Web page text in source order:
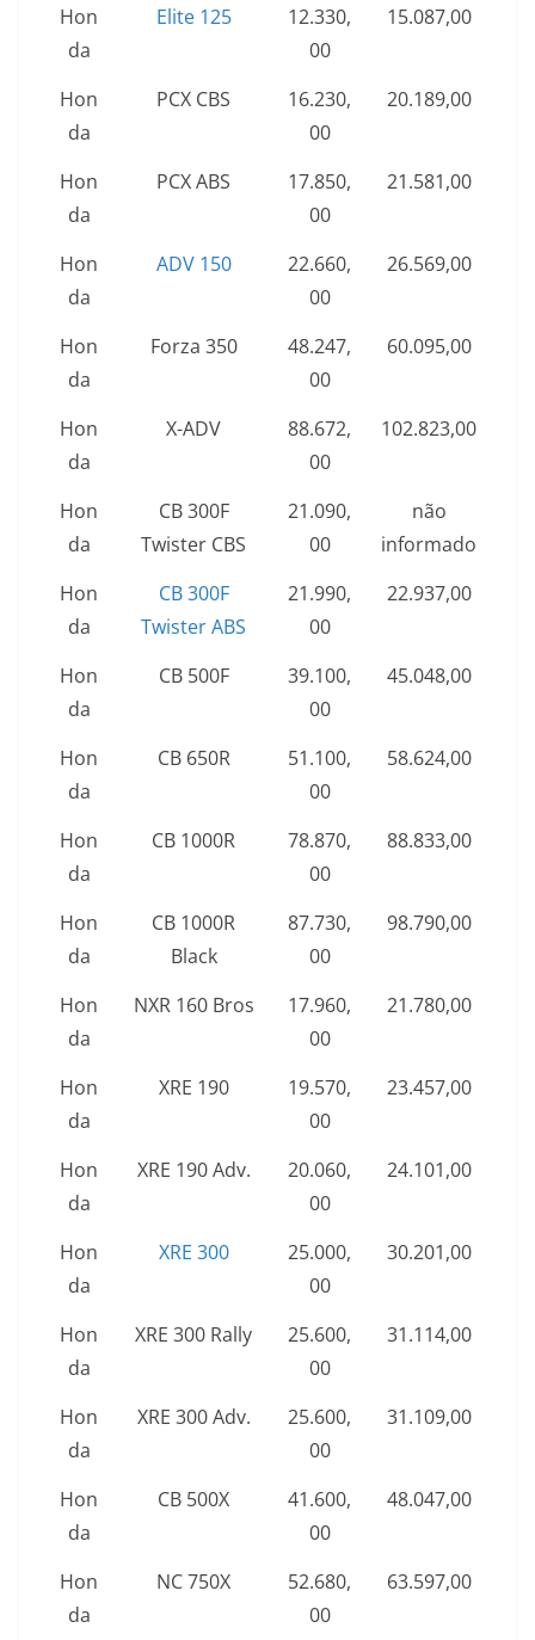
Hon
da
Elite 125
12.330,
00
15.087,00
Hon
da
PCX CBS
16.230,
00
20.189,00
Hon
da
PCX ABS
17.850,
00
21.581,00
Hon
da
ADV 150
22.660,
00
26.569,00
Hon
da
Forza 350
48.247,
00
60.095,00
Hon
da
X-ADV
88.672,
00
102.823,00
Hon
da
CB 300F
Twister CBS
21.090,
00
não
informado
Hon
da
CB 300F
Twister ABS
21.990,
00
22.937,00
Hon
da
CB 500F
39.100,
00
45.048,00
Hon
da
CB 650R
51.100,
00
58.624,00
Hon
da
CB 1000R
78.870,
00
88.833,00
Hon
da
CB 1000R
Black
87.730,
00
98.790,00
Hon
da
NXR 160 Bros
17.960,
00
21.780,00
Hon
da
XRE 190
19.570,
00
23.457,00
Hon
da
XRE 190 Adv.
20.060,
00
24.101,00
Hon
da
XRE 300
25.000,
00
30.201,00
Hon
da
XRE 300 Rally
25.600,
00
31.114,00
Hon
da
XRE 300 Adv.
25.600,
00
31.109,00
Hon
da
CB 500X
41.600,
00
48.047,00
Hon
da
NC 750X
52.680,
00
63.597,00